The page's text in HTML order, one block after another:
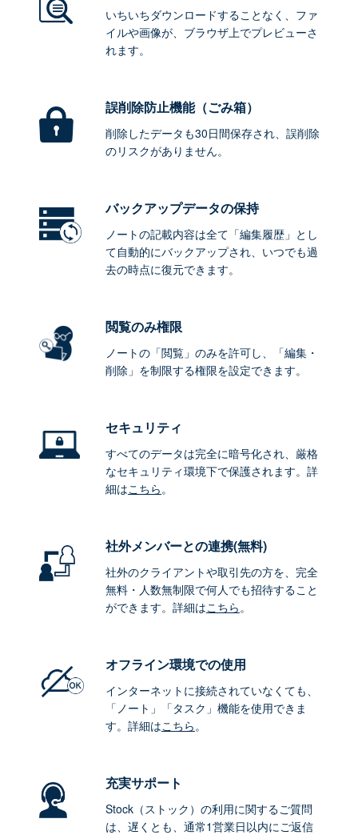
いちいちダウンロードすることなく、ファ
イルや画像が、ブラウザ上でプレビューさ
れます。
誤削除防止機能（ごみ箱）
削除したデータも30日間保存され、誤削除
のリスクがありません。
バックアップデータの保持
ノートの記載内容は全て「編集履歴」とし
て自動的にバックアップされ、いつでも過
去の時点に復元できます。
閲覧のみ権限
ノートの「閲覧」のみを許可し、「編集・
削除」を制限する権限を設定できます。
セキュリティ
すべてのデータは完全に暗号化され、厳格
なセキュリティ環境下で保護されます。詳
細はこちら。
社外メンバーとの連携(無料)
社外のクライアントや取引先の方を、完全
無料・人数無制限で何人でも招待すること
ができます。詳細はこちら。
オフライン環境での使用
インターネットに接続されていなくても、
「ノート」「タスク」機能を使用できま
す。詳細はこちら。
充実サポート
Stock（ストック）の利用に関するご質問
は、遅くとも、通常1営業日以内にご返信